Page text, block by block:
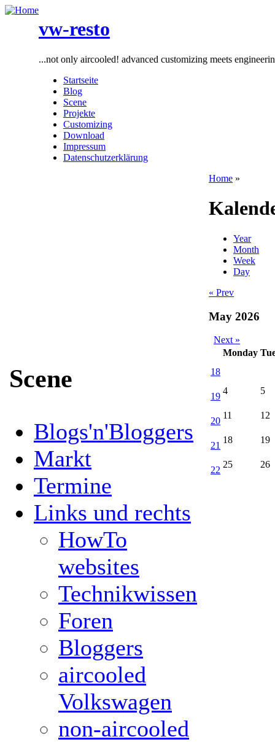
vw-resto
...not only aircooled! advanced customizing meets
Startseite
Blog
Scene
Projekte
Customizing
Download
Impressum
Datenschutzerklärung
Scene
Blogs'n'Bloggers
Markt
Termine
Links und rechts
HowTo
websites
Technikwissen
Foren
Bloggers
aircooled
Volkswagen
non-aircooled
Home »
Year
Month
Week
Day
« Prev
May 2026
Next »
Monday
18
19
4 5
20
11 12
21
18 19
22
25 26